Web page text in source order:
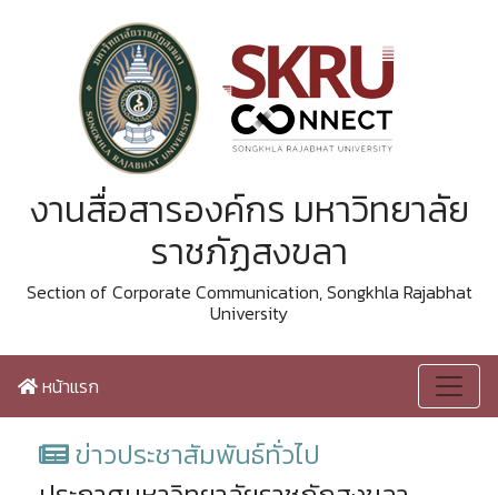
งานสื่อสารองค์กร มหาวิทยาลัย
ราชภัฏสงขลา
Section of Corporate Communication, Songkhla Rajabhat
University
หน้าแรก
ข่าวประชาสัมพันธ์ทั่วไป